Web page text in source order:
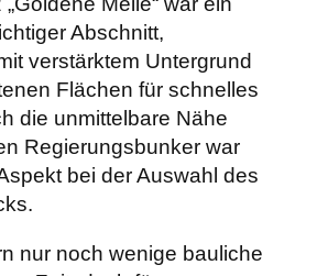
Abschnitt,
verstärktem Untergrund
Flächen für schnelles
die unmittelbare Nähe
Regierungsbunker war
bei der Auswahl des
nur noch wenige bauliche